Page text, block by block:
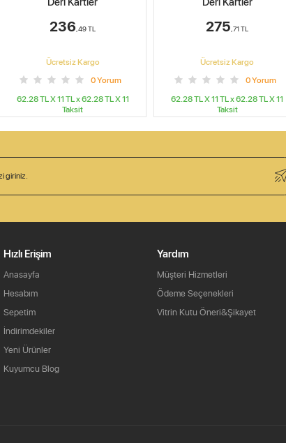
275,71TL
Ücretsiz Kargo
0Yorum
62.28 TL X 11TL x62.28 TL X 11
Taksit
576,80TL
Ücretsiz Kargo
0Yorum
62.28 TL X 11TL x62.28 TL X 11
Taksit
Hızlı Erişim
Anasayfa
Hesabım
Sepetim
İndirimdekiler
Yeni Ürünler
Kuyumcu Blog
Yardım
Müşteri Hizmetleri
Ödeme Seçenekleri
Vitrin Kutu Öneri&Şikayet